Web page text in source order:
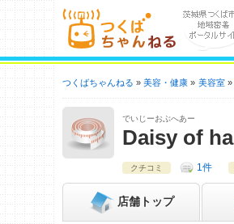
つくばちゃんねる 美容・健康 美容室
でいじーおぶへあー
Daisy of
クチコミ 1件
店舗 トップ